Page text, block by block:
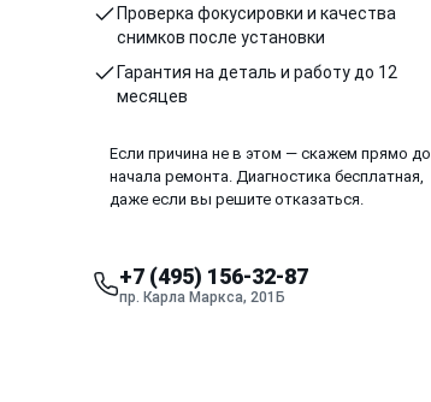
Проверка фокусировки и качества
снимков после установки
Гарантия на деталь и работу до 12
месяцев
Если причина не в этом — скажем прямо до
начала ремонта. Диагностика бесплатная,
даже если вы решите отказаться.
+7 (495) 156-32-87
пр. Карла Маркса, 201Б